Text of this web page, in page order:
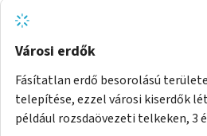
Városi erdők
Fásítatlan erdő besorolású
telepítése, ezzel városi kiserdők
például rozsdaövezeti telkeken, 3